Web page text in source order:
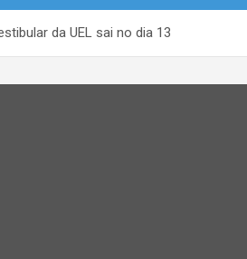
da UEL sai no dia 13